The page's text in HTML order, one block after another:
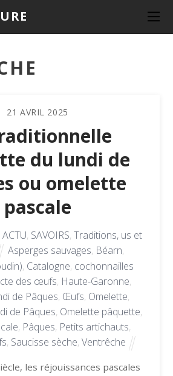
21 AVRIL 2025
du lundi de
ou omelette
pascale
ACTU, SAVOIRS,Traditions, us et
Asperges sauvages, Béarn,
, Catalogne, cochonnailles
des œufs, Haute-Garonne,
de Pâques, Œufs, Omelette,
de Pâques, Omelette pâquette,
, Pâques, Petits artichauts,
, Saucisse sèche, Ventrêche
les réjouissances pascales